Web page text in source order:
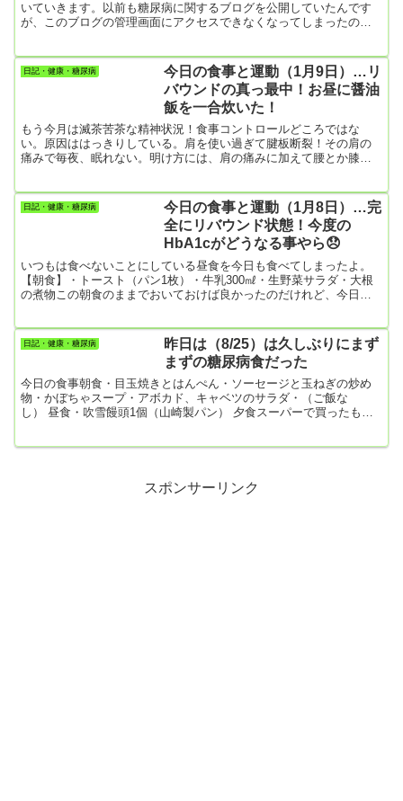
を信じる」みたいなことを...
いていきます。以前も糖尿病に関するブログを公開していたんです
が、このブログの管理画面にアクセスできなくなってしまったの
んですが、糖尿病が悪化するばかり。糖尿病の自己点検のために、
再びブログを書いていこうと決心しましたので、どうぞよろしく。
ラーメンの大盛り、お腹いっぱい食べたい～。
日記・健康・糖尿病
今日の食事と運動（1月9日）…リ
バウンドの真っ最中！お昼に醤油
飯を一合炊いた！
もう今月は滅茶苦茶な精神状況！食事コントロールどころではな
い。原因ははっきりしている。肩を使い過ぎて腱板断裂！その肩の
痛みで毎夜、眠れない。明け方には、肩の痛みに加えて腰とか膝と
れども、その反動でお昼にはご飯を一合完食。そのご飯はいわゆる
「醤油飯」。「炊き込みご飯」ではない！醤油だけで炊く「醤油
飯」のシンプルであるが故の至高の旨さ！テレビで料理家が言って
いたけど、お米に醤油だけ...
日記・健康・糖尿病
今日の食事と運動（1月8日）…完
全にリバウンド状態！今度の
HbA1cがどうなる事やら😞
いつもは食べないことにしている昼食を今日も食べてしまったよ。
【朝食】・トースト（パン1枚）・牛乳300㎖・生野菜サラダ・大根
の煮物この朝食のままでおいておけば良かったのだけれど、今日も
の漬物【今日の運動】・散歩 7493歩最近、食事制限する気力がな
くなって、頭に思い浮かぶのは食べ物のことばかり。年末には体重
が65㎏以下の最低を記録していたのに。😞
日記・健康・糖尿病
昨日は（8/25）は久しぶりにまず
まずの糖尿病食だった
今日の食事朝食・目玉焼きとはんぺん・ソーセージと玉ねぎの炒め
物・かぼちゃスープ・アボカド、キャベツのサラダ・（ご飯な
し） 昼食・吹雪饅頭1個（山崎製パン） 夕食スーパーで買ったも
と13日ほど。HbA1cを下げることができるかな。
スポンサーリンク